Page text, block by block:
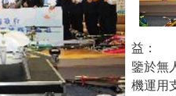
益：
鑒於無
機運用